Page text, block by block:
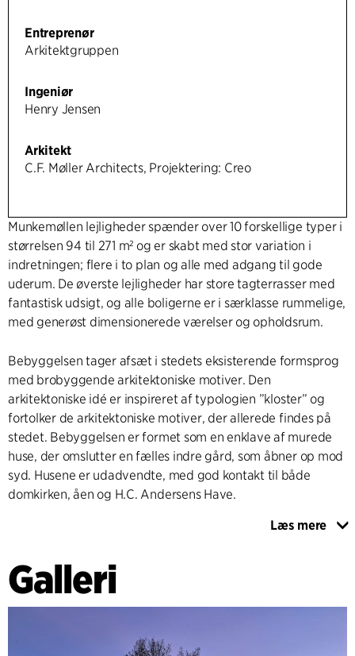
Entreprenør
Arkitektgruppen
Ingeniør
Henry Jensen
Arkitekt
C.F. Møller Architects, Projektering: Creo
Munkemøllen lejligheder spænder over 10 forskellige typer i
størrelsen 94 til 271 m² og er skabt med stor variation i
indretningen; flere i to plan og alle med adgang til gode
uderum. De øverste lejligheder har store tagterrasser med
fantastisk udsigt, og alle boligerne er i særklasse rummelige,
med generøst dimensionerede værelser og opholdsrum.
Bebyggelsen tager afsæt i stedets eksisterende formsprog
med brobyggende arkitektoniske motiver. Den
arkitektoniske idé er inspireret af typologien ”kloster” og
fortolker de arkitektoniske motiver, der allerede findes på
stedet. Bebyggelsen er formet som en enklave af murede
huse, der omslutter en fælles indre gård, som åbner op mod
syd. Husene er udadvendte, med god kontakt til både
domkirken, åen og H.C. Andersens Have.
Klosterbakkens historie kan dateres tilbage til ca. 1874, hvor
dengang lå som en øde ø i Odense Å. I dag løber åen langs
Klosterbakken og er med til at sætte sit præg på de
naturskønne omgivelser. Projektet revitaliserer byen ved at
fra et visuelt uinteressant areal til et attraktivt nyt bymiljø.
Læs mere
Galleri